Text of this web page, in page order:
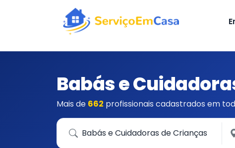
Babás e
Mais de 662 profissionais cadastrados em
Que serviço você precisa?